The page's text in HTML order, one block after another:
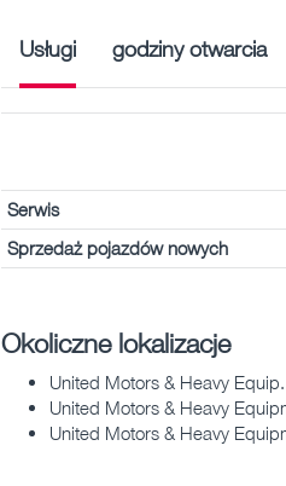
Usługi godziny otwarcia
Serwis
Sprzedaż pojazdów nowych
Okoliczne lokalizacje
United Motors & Heavy
United Motors & Heavy
United Motors & Heavy